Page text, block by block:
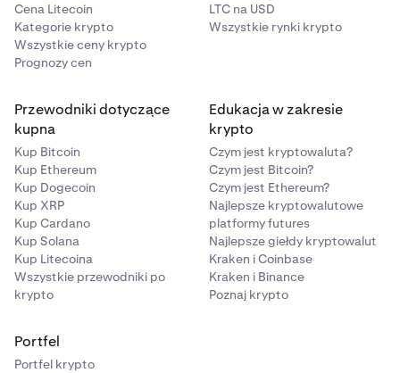
Cena Litecoin
Kategorie krypto
Wszystkie ceny krypto
Prognozy cen
LTC na USD
Wszystkie rynki krypto
Przewodniki dotyczące
kupna
Kup Bitcoin
Kup Ethereum
Kup Dogecoin
Kup XRP
Kup Cardano
Kup Solana
Kup Litecoina
Wszystkie przewodniki po
krypto
Edukacja w zakresie
krypto
Czym jest kryptowaluta?
Czym jest Bitcoin?
Czym jest Ethereum?
Najlepsze kryptowalutowe
platformy futures
Najlepsze giełdy kryptowalut
Kraken i Coinbase
Kraken i Binance
Poznaj krypto
Portfel
Portfel krypto